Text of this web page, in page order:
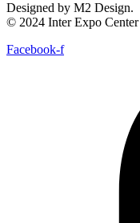
Designed by M2 Design.
© 2024 Inter Expo Center
Facebook-f